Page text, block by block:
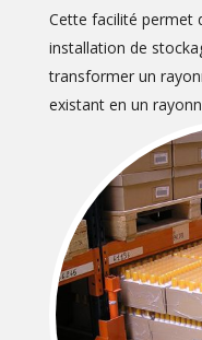
Cette facilité permet
installation de
transformer un
existant en un